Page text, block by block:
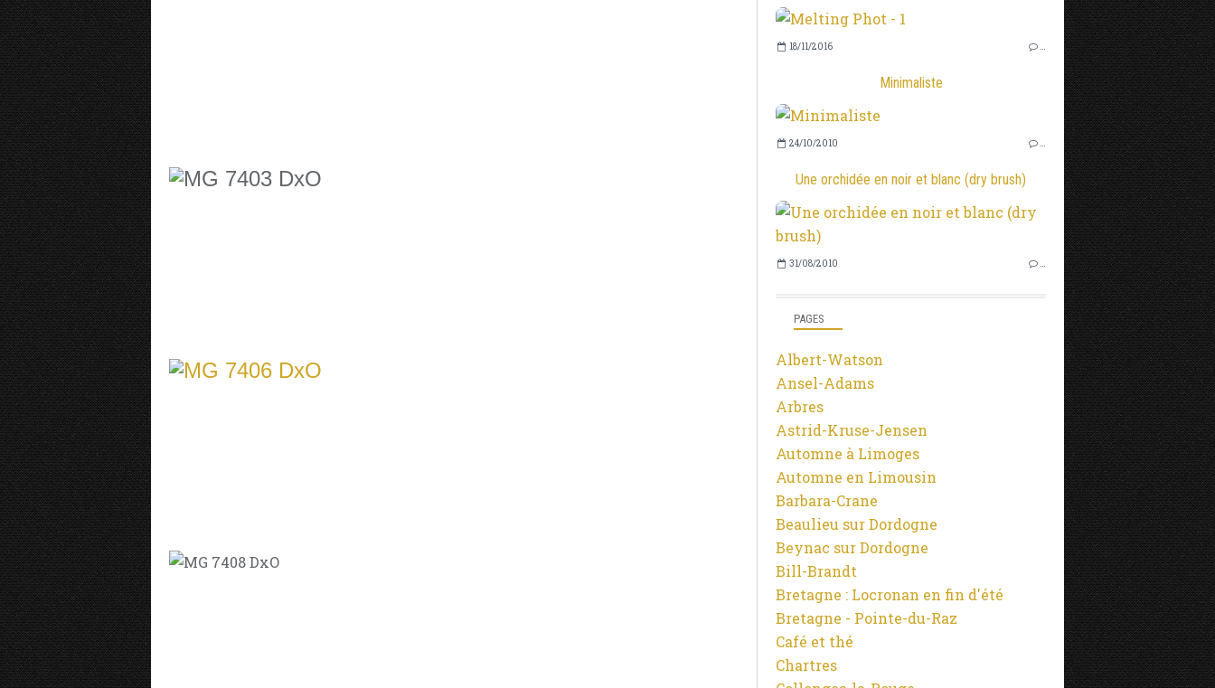
18/11/2016 …
Minimaliste
24/10/2010 …
Une orchidée en noir et blanc (dry brush)
31/08/2010 …
PAGES
Albert-Watson
Ansel-Adams
Arbres
Astrid-Kruse-Jensen
Automne à Limoges
Automne en Limousin
Barbara-Crane
Beaulieu sur Dordogne
Beynac sur Dordogne
Bill-Brandt
Bretagne : Locronan en fin d'été
Bretagne - Pointe-du-Raz
Café et thé
Chartres